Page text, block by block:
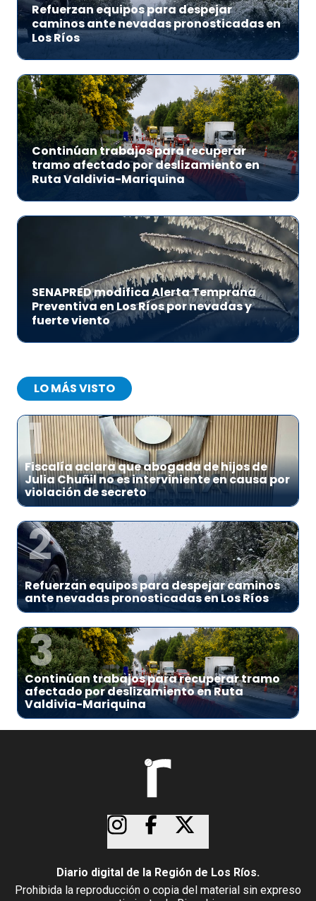
Refuerzan equipos para despejar
caminos ante nevadas pronosticadas en
Los Ríos
Continúan trabajos para recuperar
tramo afectado por deslizamiento en
Ruta Valdivia-Mariquina
SENAPRED modifica Alerta Temprana
Preventiva en Los Ríos por nevadas y
fuerte viento
LO MÁS VISTO
1
Fiscalía aclara que abogada de hijos de
Julia Chuñil no es interviniente en causa por
violación de secreto
2
Refuerzan equipos para despejar caminos
ante nevadas pronosticadas en Los Ríos
3
Continúan trabajos para recuperar tramo
afectado por deslizamiento en Ruta
Valdivia-Mariquina
Diario digital de la Región de Los Ríos.
Prohibida la reproducción o copia del material sin expreso